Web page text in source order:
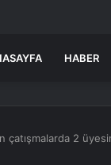
HABER
çatışmalarda 2